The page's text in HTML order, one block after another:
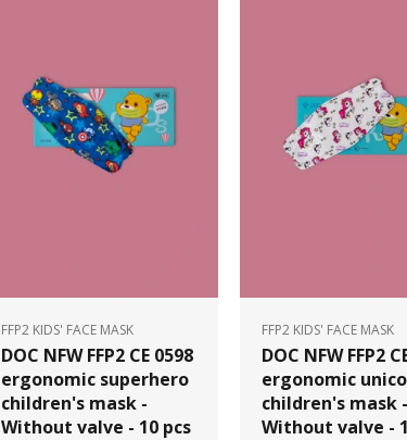
FFP2 KIDS' FACE MASK
DOC NFW FFP2 CE 0598
ergonomic superhero
children's mask -
Without valve - 10 pcs
FFP2 KIDS' FACE MASK
DOC NFW FFP2
ergonomic
children's mask -
Without valve -